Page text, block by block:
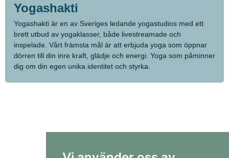
Yogashakti
Yogashakti är en av Sveriges ledande yogastudios med ett
brett utbud av yogaklasser, både livestreamade och
inspelade. Vårt främsta mål är att erbjuda yoga som öppnar
dörren till din inre kraft, glädje och energi. Yoga som påminner
dig om din egen unika identitet och styrka.